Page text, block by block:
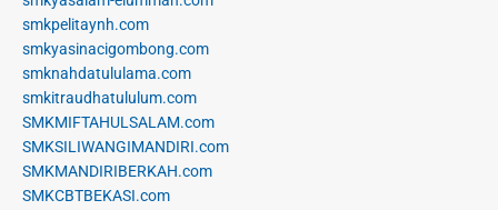
smkpelitaynh.com
smkyasinacigombong.com
smknahdatululama.com
smkitraudhatululum.com
SMKMIFTAHULSALAM.com
SMKSILIWANGIMANDIRI.com
SMKMANDIRIBERKAH.com
SMKCBTBEKASI.com